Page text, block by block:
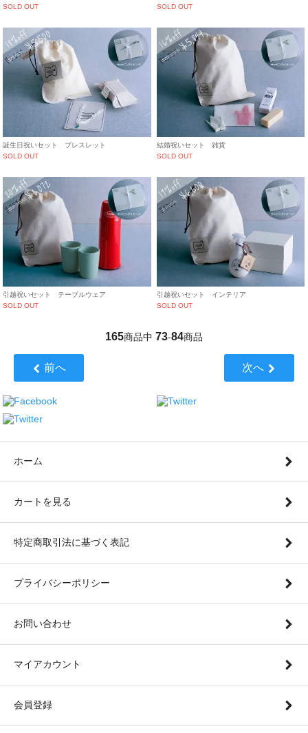
SOLD OUT
SOLD OUT
誕生日祝いセット ブレスレット
SOLD OUT
結婚祝いセット 雑貨
SOLD OUT
引越祝いセット テーブルウェア
SOLD OUT
引越祝いセット インテリア
SOLD OUT
165商品中 73-84商品
前へ 次へ
ホーム
カートを見る
特定商取引法に基づく表記
プライバシーポリシー
お問い合わせ
マイアカウント
会員登録